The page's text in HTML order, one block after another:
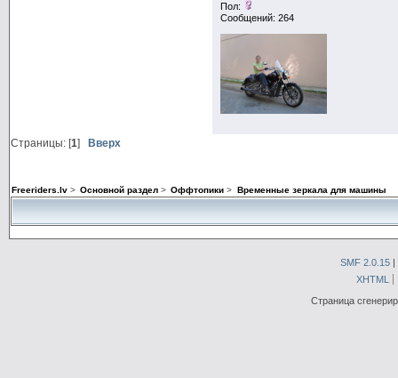
Пол:
Сообщений: 264
Страницы: [1] Вверх
Freeriders.lv > Основной раздел > Оффтопики > Временные зеркала для машины
SMF 2.0.15|
XHTML
Страница